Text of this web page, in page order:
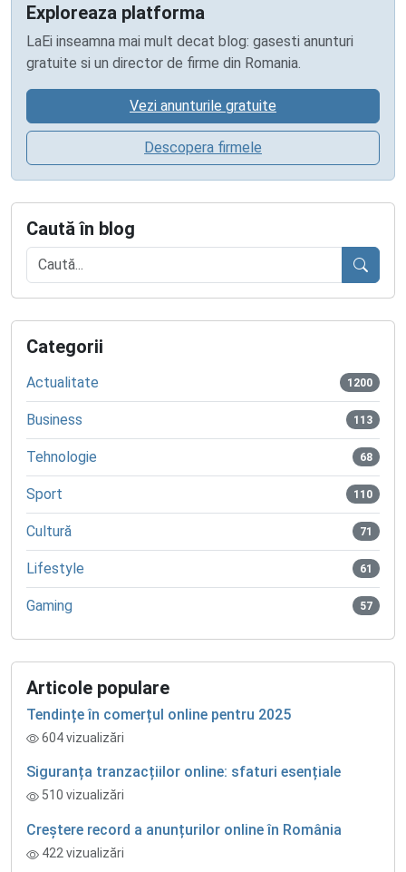
Exploreaza platforma
LaEi inseamna mai mult decat blog: gasesti anunturi
gratuite si un director de firme din Romania.
Vezi anunturile gratuite
Descopera firmele
Caută în blog
Caută
Categorii
Actualitate 1200
Business 113
Tehnologie 68
Sport 110
Cultură 71
Lifestyle 61
Gaming 57
Articole populare
Tendințe în comerțul online pentru 2025
604 vizualizări
Siguranța tranzacțiilor online: sfaturi esențiale
510 vizualizări
Creștere record a anunțurilor online în România
422 vizualizări